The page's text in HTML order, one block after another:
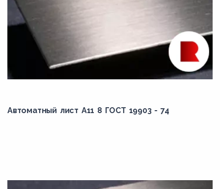
Автоматный лист А11 8 ГОСТ 19903 - 74